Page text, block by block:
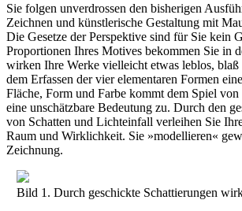
Sie folgen unverdrossen den bisherigen
Zeichnen und künstlerische Gestaltung mit
Die Gesetze der Perspektive sind für Sie kein
Proportionen Ihres Motives bekommen Sie in
wirken Ihre Werke vielleicht etwas leblos, blaß
dem Erfassen der vier elementaren Formen
Fläche, Form und Farbe kommt dem Spiel
eine unschätzbare Bedeutung zu. Durch den
von Schatten und Lichteinfall verleihen Sie
Raum und Wirklichkeit. Sie »modellieren«
Zeichnung.
Bild 1. Durch geschickte Schattierungen